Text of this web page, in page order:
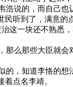
浩说的，而自己也
民听到了，满意
这一块还不熟悉
那么那些大臣就
的，知道李恪的想
着点名李靖。